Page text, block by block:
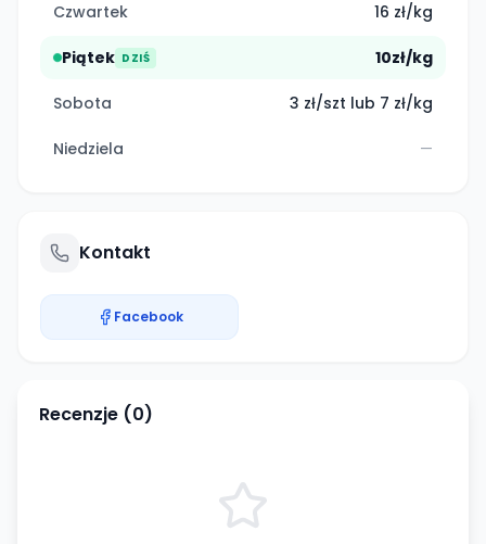
Czwartek 16 zł/kg
Piątek DZIŚ 10zł/kg
Sobota 3 zł/szt lub 7 zł/kg
Niedziela —
Kontakt
Facebook
Recenzje (0)